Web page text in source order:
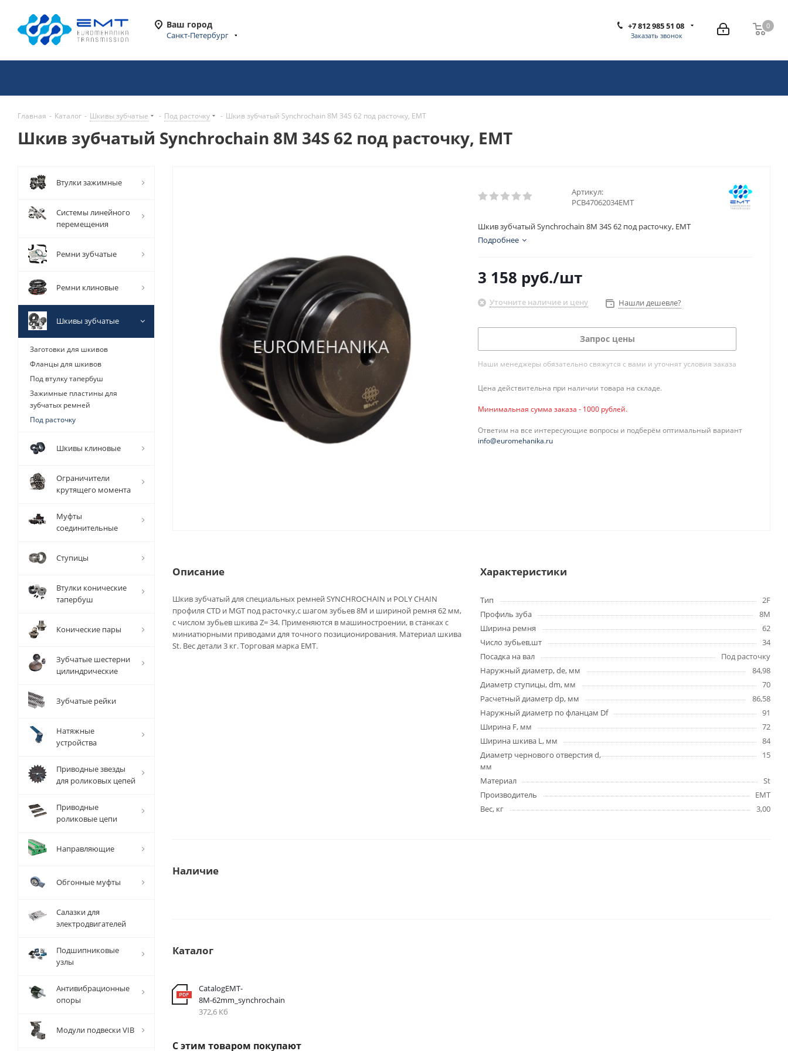
Ваш город
Санкт-Петербург
0
0
+7 812 985 51 08
Заказать звонок
Главная - Каталог - Шкивы зубчатые - Под расточку - Шкив зубчатый Synchrochain 8M 34S 62 под расточку, EMT
Шкив зубчатый Synchrochain 8M 34S 62 под расточку, EMT
Артикул:
PCB47062034EMT
Шкив зубчатый Synchrochain 8M 34S 62 под расточку, EMT
Подробнее
3 158 руб./шт
Уточните наличие и цену Нашли дешевле?
Запрос цены
Наши менеджеры обязательно свяжутся с вами и уточнят условия заказа
Цена действительна при наличии товара на складе.
Минимальная сумма заказа - 1000 рублей.
Ответим на все интересующие вопросы и подберём оптимальный вариант
info@euromehanika.ru
Описание
Шкив зубчатый для специальных ремней SYNCHROCHAIN и POLY CHAIN
профиля CTD и MGT под расточку,с шагом зубьев 8M и шириной ремня 62 мм,
с числом зубьев шкива Z= 34. Применяются в машиностроении, в станках с
миниатюрными приводами для точного позиционирования. Материал шкива
St. Вес детали 3 кг. Торговая марка EMT.
Характеристики
Тип
2F
Профиль зуба
8M
Ширина ремня
62
Число зубьев,шт
34
Посадка на вал
Под расточку
Наружный диаметр, de, мм
84,98
Диаметр ступицы, dm, мм
70
Расчетный диаметр dp, мм
86,58
Наружный диаметр по фланцам Df
91
Ширина F, мм
72
Ширина шкива L, мм
84
Диаметр чернового отверстия d,
мм
15
Материал
St
Производитель
EMT
Вес, кг
3,00
Наличие
Каталог
CatalogEMT-
8М-62mm_synchrochain
372,6 Кб
С этим товаром покупают
Втулки зажимные
Системы линейного
перемещения
Ремни зубчатые
Ремни клиновые
Шкивы зубчатые
Заготовки для шкивов
Фланцы для шкивов
Под втулку тапербуш
Зажимные пластины для
зубчатых ремней
Под расточку
Шкивы клиновые
Ограничители
крутящего момента
Муфты
соединительные
Ступицы
Втулки конические
тапербуш
Конические пары
Зубчатые шестерни
цилиндрические
Зубчатые рейки
Натяжные
устройства
Приводные звезды
для роликовых цепей
Приводные
роликовые цепи
Направляющие
Обгонные муфты
Салазки для
электродвигателей
Подшипниковые
узлы
Антивибрационные
опоры
Модули подвески VIB